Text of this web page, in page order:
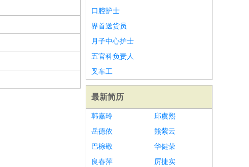
口腔护士
界首送货员
月子中心护士
五官科负责人
叉车工
最新简历
韩嘉玲
邱虞熙
岳德依
熊紫云
巴棕敬
华健荣
良春萍
厉捷实